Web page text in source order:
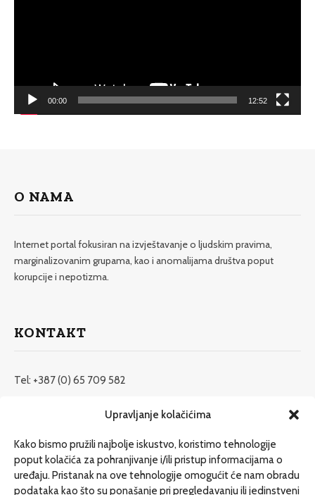
Upravljanje kolačićima
Kako bismo pružili najbolje iskustvo, koristimo tehnologije
poput kolačića za pohranjivanje i/ili pristup informacijama o
uređaju. Pristanak na ove tehnologije omogućit će nam obradu
podataka kao što su ponašanje pri pregledavanju ili jedinstveni
00:00 12:52
O NAMA
Internet portal fokusiran na izvještavanje o ljudskim pravima,
marginalizovanim grupama, kao i anomalijama društva poput
korupcije i nepotizma.
KONTAKT
Tel: +387 (0) 65 709 582
redakcija@etrafika.net
Dosije